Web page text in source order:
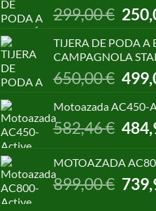
299,00€ El
precio
era:
TIJERA DE PODA A
CAMPAGNOLA
650,00€
El
precio
original
650,00
Motoazada AC450-
582,46€
El
precio
era:
582,46
MOTOAZADA
899,00€ El
precio